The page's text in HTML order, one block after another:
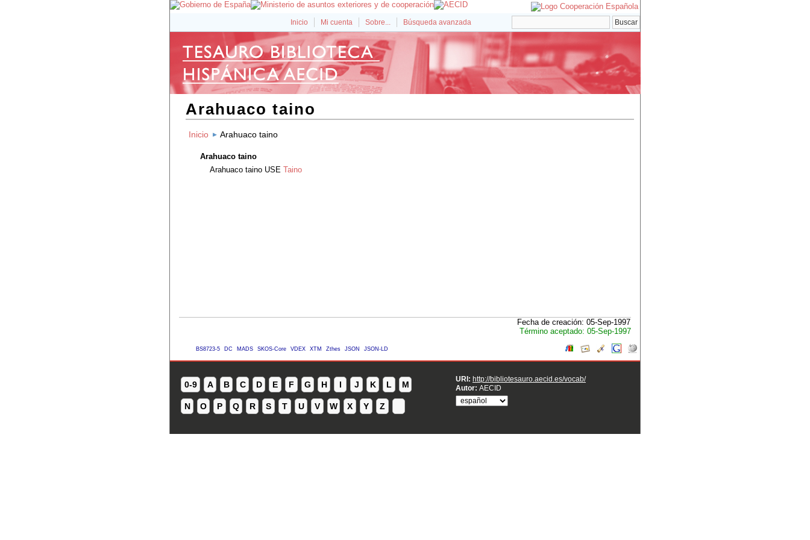
Inicio Mi cuenta Sobre... Búsqueda avanzada
Arahuaco taino
Inicio Arahuaco taino
Arahuaco taino
Arahuaco tainoUSE Taino
Fecha de creación: 05-Sep-1997
Término aceptado: 05-Sep-1997
BS8723-5 DC MADS SKOS-Core VDEX XTM Zthes JSON JSON-LD
0-9 A B C D E F G H I J K L M
N O P Q R S T U V W X Y Z
URI: http://bibliotesauro.aecid.es/vocab/
Autor: AECID